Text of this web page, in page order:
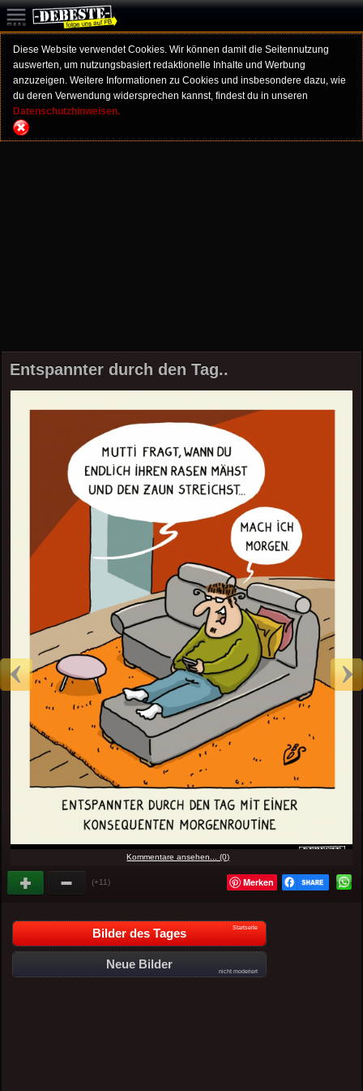
Diese Website verwendet Cookies. Wir können damit die Seitennutzung
auswerten, um nutzungsbasiert redaktionelle Inhalte und Werbung
anzuzeigen. Weitere Informationen zu Cookies und insbesondere dazu, wie
du deren Verwendung widersprechen kannst, findest du in unseren
Datenschutzhinweisen.
Entspannter durch den Tag..
Kommentare ansehen... (0)
(+11) Merken
Bilder des Tages Startseite
Neue Bilder
nicht moderiert